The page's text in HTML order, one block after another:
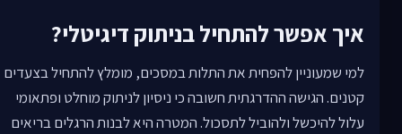
איך אפשר להתחיל בניתוק דיגיטלי?
למי שמעוניין להפחית את התלות במסכים, מומלץ להתחיל בצעדים
קטנים. הגישה ההדרגתית חשובה כי ניסיון לניתוק מוחלט ופתאומי
עלול להיכשל ולהוביל לתסכול. המטרה היא לבנות הרגלים בריאים